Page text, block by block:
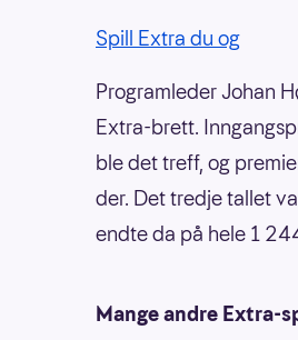
Spill Extra du og
Programleder Johan
Extra-brett.
ble det treff, og
der. Det tredje tallet
endte da på hele 1
Mange andre Extra-